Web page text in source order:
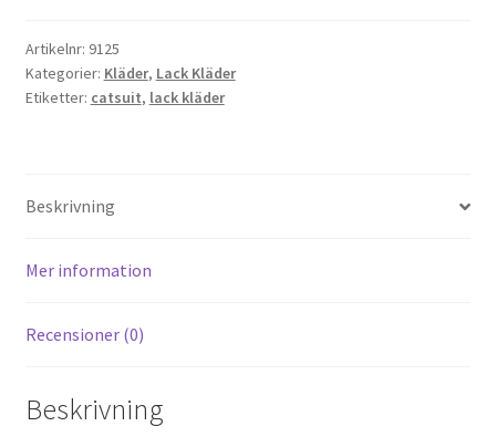
Artikelnr: 9125
Kategorier: Kläder, Lack Kläder
Etiketter: catsuit, lack kläder
Beskrivning
Mer information
Recensioner (0)
Beskrivning